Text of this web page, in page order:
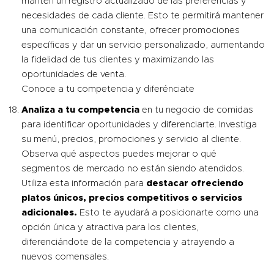
necesidades de cada cliente. Esto te permitirá mantener
una comunicación constante, ofrecer promociones
específicas y dar un servicio personalizado, aumentando
la fidelidad de tus clientes y maximizando las
oportunidades de venta.
Conoce a tu competencia y diferénciate
Analiza a tu competencia en tu negocio de comidas
para identificar oportunidades y diferenciarte. Investiga
su menú, precios, promociones y servicio al cliente.
Observa qué aspectos puedes mejorar o qué
segmentos de mercado no están siendo atendidos.
Utiliza esta información para destacar ofreciendo
platos únicos, precios competitivos o servicios
adicionales. Esto te ayudará a posicionarte como una
opción única y atractiva para los clientes,
diferenciándote de la competencia y atrayendo a
nuevos comensales.